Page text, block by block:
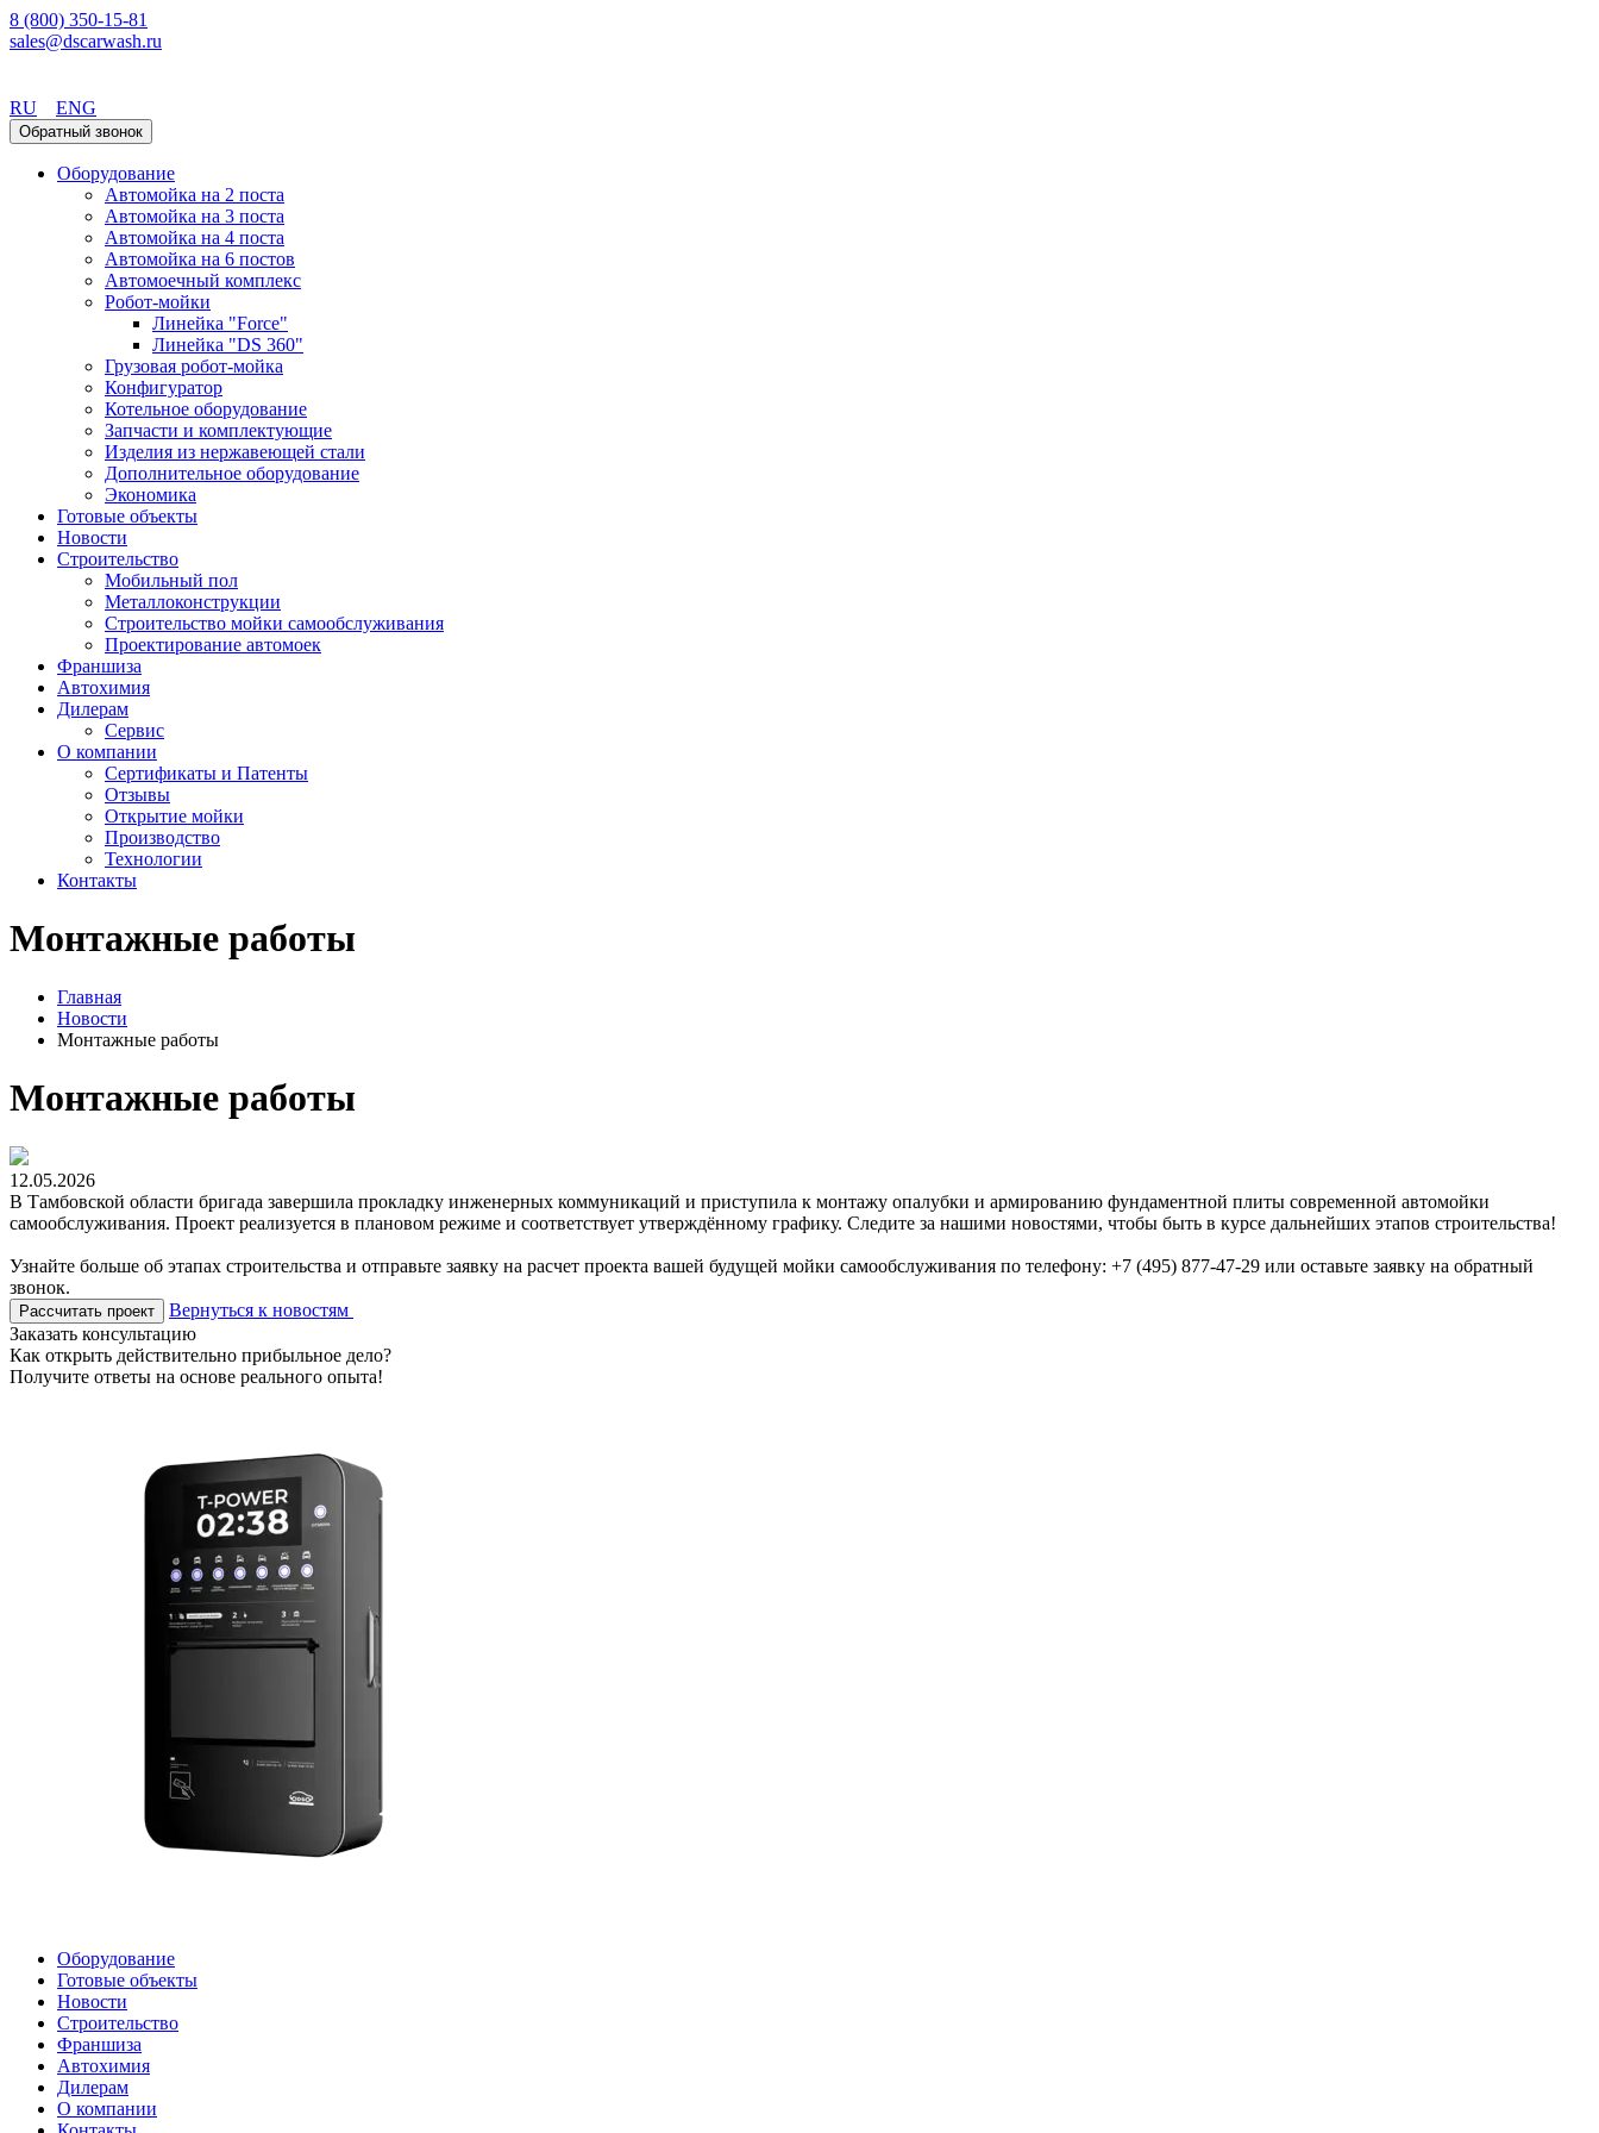
8 (800) 350-15-81
sales@dscarwash.ru
RU
ENG
Обратный звонок
Оборудование
Автомойка на 2 поста
Автомойка на 3 поста
Автомойка на 4 поста
Автомойка на 6 постов
Автомоечный комплекс
Робот-мойки
Линейка "Force"
Линейка "DS 360"
Грузовая робот-мойка
Конфигуратор
Котельное оборудование
Запчасти и комплектующие
Изделия из нержавеющей стали
Дополнительное оборудование
Экономика
Готовые объекты
Новости
Строительство
Мобильный пол
Металлоконструкции
Строительство мойки самообслуживания
Проектирование автомоек
Франшиза
Автохимия
Дилерам
Сервис
О компании
Сертификаты и Патенты
Отзывы
Открытие мойки
Производство
Технологии
Контакты
Монтажные работы
Главная
Новости
Монтажные работы
Монтажные работы
12.05.2026
В Тамбовской области бригада завершила прокладку инженерных коммуникаций и приступила к монтажу опалубки и армированию фундаментной плиты современной автомойки
самообслуживания. Проект реализуется в плановом режиме и соответствует утверждённому графику. Следите за нашими новостями, чтобы быть в курсе дальнейших этапов строительства!
Узнайте больше об этапах строительства и отправьте заявку на расчет проекта вашей будущей мойки самообслуживания по телефону: +7 (495) 877-47-29 или оставьте заявку на обратный
звонок.
Рассчитать проект
Вернуться к новостям
Заказать консультацию
Как открыть действительно прибыльное дело?
Получите ответы на основе реального опыта!
Оборудование
Готовые объекты
Новости
Строительство
Франшиза
Автохимия
Дилерам
О компании